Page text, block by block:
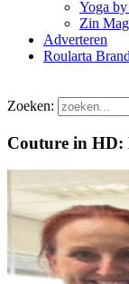
Yoga
Zin
Adverteren
Roularta
Zoeken:
Couture in